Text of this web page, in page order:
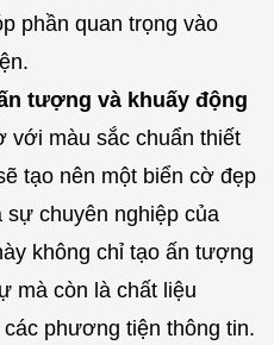
phần quan trọng vào
tượng và khuấy động
với màu sắc chuẩn thiết
tạo nên một biển cờ đẹp
sự chuyên nghiệp của
không chỉ tạo ấn tượng
mà còn là chất liệu
phương tiện thông tin.